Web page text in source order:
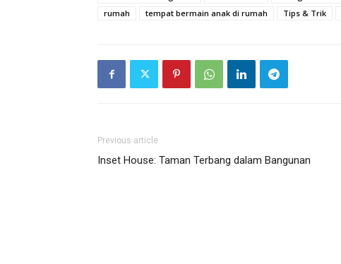
rumah
tempat bermain anak di rumah Tips & Trik
Previous article
Inset House: Taman Terbang dalam Bangunan